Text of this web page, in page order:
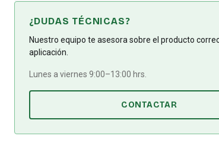
¿DUDAS TÉCNICAS?
Nuestro equipo te asesora sobre el producto
aplicación.
Lunes a viernes 9:00–13:00 hrs.
CONTACTAR